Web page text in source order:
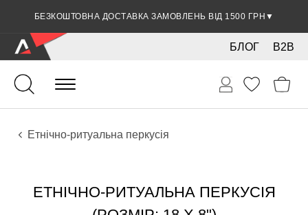
БЕЗКОШТОВНА ДОСТАВКА ЗАМОВЛЕНЬ ВІД 1500 ГРН ▼
B2B
БЛОГ
Ударні
Перкусія
Інструменти
Етнічно-ритуальна перкусія
ЕТНІЧНО-РИТУАЛЬНА ПЕРКУСІЯ